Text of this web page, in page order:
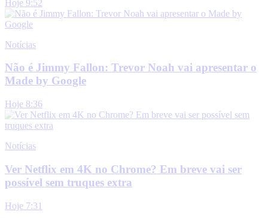
Hoje 9:52
Notícias
Não é Jimmy Fallon: Trevor Noah vai apresentar o
Made by Google
Hoje 8:36
Notícias
Ver Netflix em 4K no Chrome? Em breve vai ser
possível sem truques extra
Hoje 7:31